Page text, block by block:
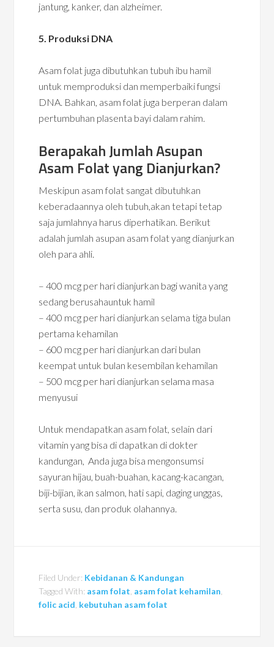
jantung, kanker, dan alzheimer.
5. Produksi DNA
Asam folat juga dibutuhkan tubuh ibu hamil
untuk memproduksi dan memperbaiki fungsi
DNA. Bahkan, asam folat juga berperan dalam
pertumbuhan plasenta bayi dalam rahim.
Berapakah Jumlah Asupan
Asam Folat yang Dianjurkan?
Meskipun asam folat sangat dibutuhkan
keberadaannya oleh tubuh,akan tetapi tetap
saja jumlahnya harus diperhatikan. Berikut
adalah jumlah asupan asam folat yang dianjurkan
oleh para ahli.
– 400 mcg per hari dianjurkan bagi wanita yang
sedang berusahauntuk hamil
– 400 mcg per hari dianjurkan selama tiga bulan
pertama kehamilan
– 600 mcg per hari dianjurkan dari bulan
keempat untuk bulan kesembilan kehamilan
– 500 mcg per hari dianjurkan selama masa
menyusui
Untuk mendapatkan asam folat, selain dari
vitamin yang bisa di dapatkan di dokter
kandungan, Anda juga bisa mengonsumsi
sayuran hijau, buah-buahan, kacang-kacangan,
biji-bijian, ikan salmon, hati sapi, daging unggas,
serta susu, dan produk olahannya.
Filed Under: Kebidanan & Kandungan
Tagged With: asam folat asam folat kehamilan
folic acid kebutuhan asam folat